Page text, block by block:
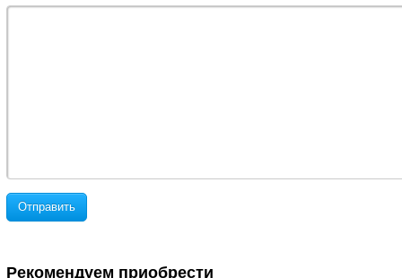
Отправить
Рекомендуем приобрести